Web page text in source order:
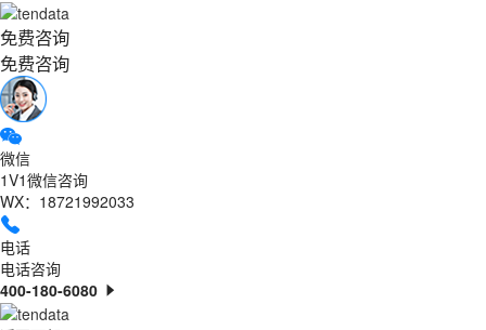
免费咨询
免费咨询
微信
1V1微信咨询
WX：18721992033
电话
电话咨询
400-180-6080